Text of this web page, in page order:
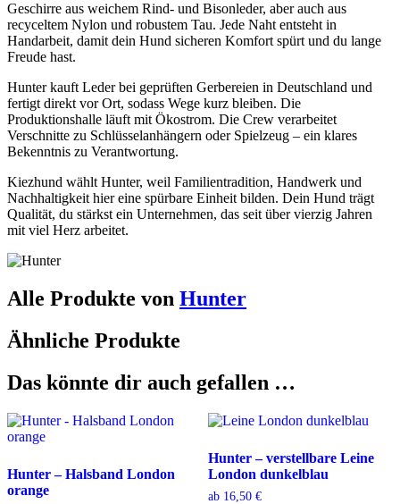
Geschirre aus weichem Rind- und Bisonleder, aber auch aus
recyceltem Nylon und robustem Tau. Jede Naht entsteht in
Handarbeit, damit dein Hund sicheren Komfort spürt und du lange
Freude hast.
Hunter kauft Leder bei geprüften Gerbereien in Deutschland und
fertigt direkt vor Ort, sodass Wege kurz bleiben. Die
Produktionshalle läuft mit Ökostrom. Die Crew verarbeitet
Verschnitte zu Schlüsselanhängern oder Spielzeug – ein klares
Bekenntnis zu Verantwortung.
Kiezhund wählt Hunter, weil Familientradition, Handwerk und
Nachhaltigkeit hier eine spürbare Einheit bilden. Dein Hund trägt
Qualität, du stärkst ein Unternehmen, das seit über vierzig Jahren
mit viel Herz arbeitet.
Alle Produkte von Hunter
Ähnliche Produkte
Das könnte dir auch gefallen …
Hunter – Halsband London
orange
Hunter – verstellbare Leine
London dunkelblau
ab 16,50 €